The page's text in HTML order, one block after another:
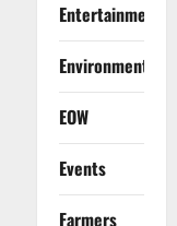
Entertainment
Environment
EOW
Events
Farmers